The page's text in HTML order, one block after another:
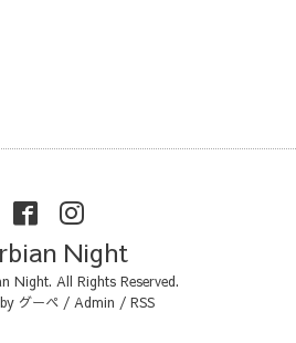
Night
Night. All Rights Reserved.
グーペ/ Admin / RSS